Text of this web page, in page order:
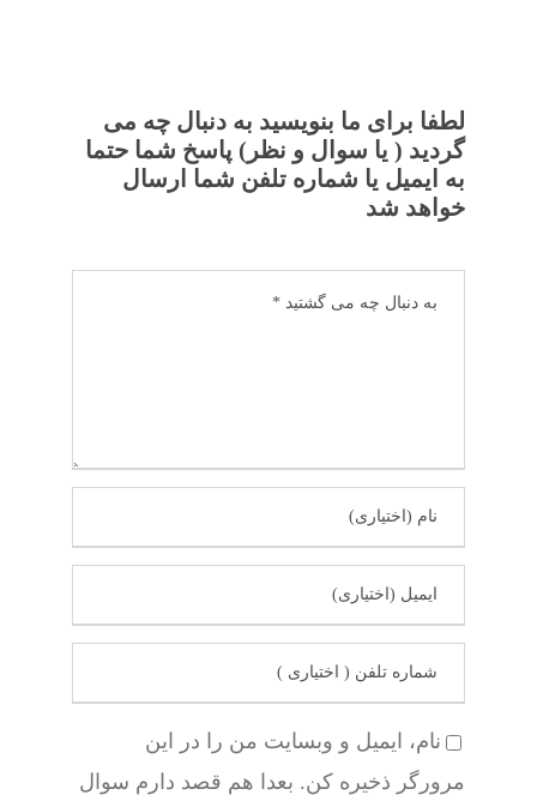
لطفا برای ما بنویسید به دنبال چه می
گردید ( یا سوال و نظر) پاسخ شما حتما
به ایمیل یا شماره تلفن شما ارسال
خواهد شد
نام، ایمیل و وبسایت من را در این
مرورگر ذخیره کن. بعدا هم قصد دارم سوال